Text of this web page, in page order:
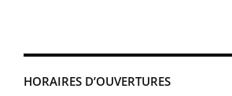
HORAIRES D’OUVERTURES